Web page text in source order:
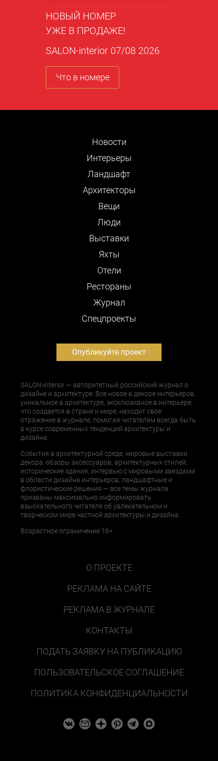
НОВЫЙ НОМЕР
УЖЕ В ПРОДАЖЕ!
SALON-interior 07/08 2026
Что в номере
Новости
Интерьеры
Ландшафт
Архитекторы
Вещи
Люди
Выставки
Яхты
Отели
Рестораны
Журнал
Cпецпроекты
Опубликуйте проект
SALON-interior — авторитетный российский журнал о
дизайне и архитектуре. Все новое в декоре интерьеров,
уникальное в архитектуре, эксклюзивное в интерьере,
что создается в стране и мире, находит свое
отражение в журнале, помогая читателям всегда быть
в курсе современных тенденций архитектуры и
дизайна.
События в архитектурной среде, мировые выставки
декора, обзоры аксессуаров, архитектурных стилей,
исторические здания, интервью с мировыми звездами
в области дизайна интерьеров, ландшафтные и
флористические решения — все темы журнала
призваны максимально информировать
взыскательного читателя об увлекательном и
творческом мире частной архитектуры и дизайна.
Возрастное ограничение 16+
О ПРОЕКТЕ
РЕКЛАМА НА САЙТЕ
РЕКЛАМА В ЖУРНАЛЕ
КОНТАКТЫ
ПОДАТЬ ЗАЯВКУ НА ПУБЛИКАЦИЮ
ПОЛЬЗОВАТЕЛЬСКОЕ СОГЛАШЕНИЕ
ПОЛИТИКА КОНФИДЕНЦИАЛЬНОСТИ